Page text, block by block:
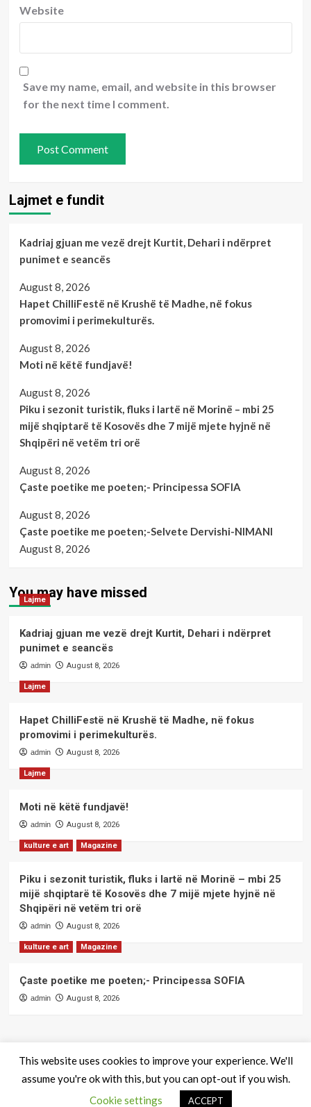
Website
Save my name, email, and website in this browser
for the next time I comment.
Lajmet e fundit
Kadriaj gjuan me vezë drejt Kurtit, Dehari i ndërpret
punimet e seancës
August 8, 2026
Hapet ChilliFestë në Krushë të Madhe, në fokus
promovimi i perimekulturës.
August 8, 2026
Moti në këtë fundjavë!
August 8, 2026
Piku i sezonit turistik, fluks i lartë në Morinë – mbi 25
mijë shqiptarë të Kosovës dhe 7 mijë mjete hyjnë në
Shqipëri në vetëm tri orë
August 8, 2026
Çaste poetike me poeten;- Principessa SOFIA
August 8, 2026
Çaste poetike me poeten;-Selvete Dervishi-NIMANI
August 8, 2026
You may have missed
Lajme
Kadriaj gjuan me vezë drejt Kurtit, Dehari i ndërpret
punimet e seancës
admin August 8, 2026
Lajme
Hapet ChilliFestë në Krushë të Madhe, në fokus
promovimi i perimekulturës.
admin August 8, 2026
Lajme
Moti në këtë fundjavë!
admin August 8, 2026
kulture e art Magazine
Piku i sezonit turistik, fluks i lartë në Morinë – mbi 25
mijë shqiptarë të Kosovës dhe 7 mijë mjete hyjnë në
Shqipëri në vetëm tri orë
admin August 8, 2026
kulture e art Magazine
Çaste poetike me poeten;- Principessa SOFIA
admin August 8, 2026
QendraPRESS - Te drejtat e rezervuara|CoverNewsby AF
themes.
This website uses cookies to improve your experience. We'll
assume you're ok with this, but you can opt-out if you wish.
Cookie settings
ACCEPT